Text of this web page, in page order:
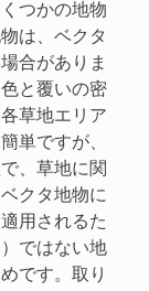
つかの地物
は、ベクタ
合がありま
と覆いの密
草地エリア
単ですが、
、草地に関
クタ地物に
用されるた
ではない地
です。取り